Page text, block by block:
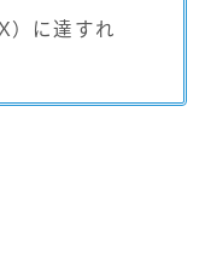
）に達すれ